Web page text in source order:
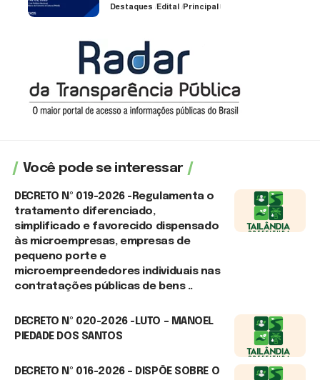
Destaques Edital Principal
Você pode se interessar
DECRETO Nº 019-2026 -Regulamenta o
tratamento diferenciado,
simplificado e favorecido dispensado
às microempresas, empresas de
pequeno porte e
microempreendedores individuais nas
contratações públicas de bens ..
DECRETO Nº 020-2026 -LUTO – MANOEL
PIEDADE DOS SANTOS
DECRETO Nº 016-2026 – DISPÕE SOBRE O